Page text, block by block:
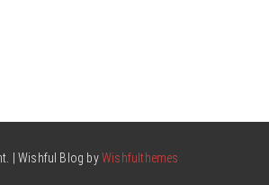
| Wishful Blog byWishfulthemes